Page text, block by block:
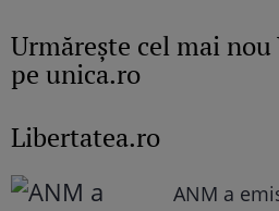
Urmăreşte cel mai
pe unica.ro
Libertatea.ro
ANM a